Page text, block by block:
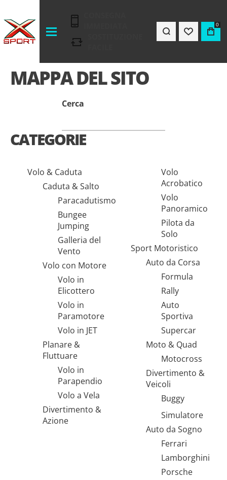
0
MAPPA DEL SITO
Cerca
CATEGORIE
Volo & Caduta
Caduta & Salto
Paracadutismo
Bungee
Jumping
Galleria del
Vento
Volo con Motore
Volo in
Elicottero
Volo in
Paramotore
Volo in JET
Planare &
Fluttuare
Volo in
Parapendio
Volo a Vela
Divertimento &
Azione
Volo
Acrobatico
Volo
Panoramico
Pilota da
Solo
Sport Motoristico
Auto da Corsa
Formula
Rally
Auto
Sportiva
Supercar
Moto & Quad
Motocross
Divertimento &
Veicoli
Buggy
Simulatore
Auto da Sogno
Ferrari
Lamborghini
Porsche